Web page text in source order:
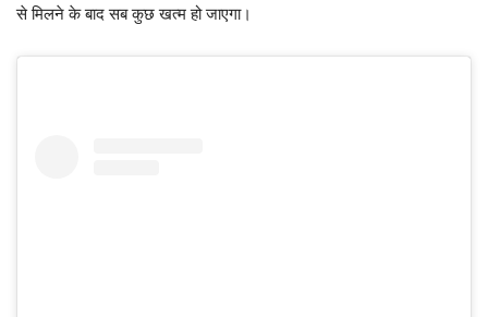
से मिलने के बाद सब कुछ खत्म हो जाएगा।